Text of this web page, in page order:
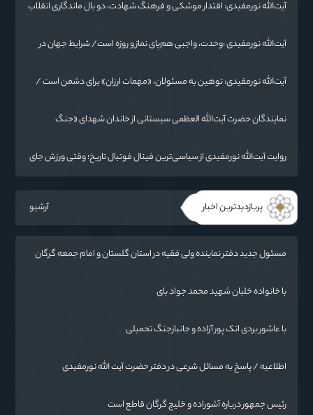
آیت‌الله نورمفیدی: اقتدار موشکی و فرهنگ شهادت، دو بال ماندگاری انقلاب
آیت‌الله نورمفیدی :وحدت، واجبی هم‌پای نماز و روزه است/ شرایط جهان در
آیت‌الله نورمفیدی: توهین به مسئولان، «مهمات ارزان» برای دشمن است /
نمایندگان حضرت آیت‌الله العظمی سیستانی از خاندان شهدای «جنگ
روایت آیت‌الله نورمفیدی از سیاسی‌ترین فینال فوتبال تاریخ؛ وقتی ورزش جای
پربازدیدترین اخبار آرشیو
مسئول جدید دفتر نماینده ولی فقیه در استان گلستان و امام جمعه گرگان
با خانواده خلبان شهید محمد جواد بای
با عاشور بردی اتک پور آزاده و جانبازجنگ تحمیلی
اطلاعیه / پاسخ به مسائل شرعی در دفتر حضرت آیت الله نورمفیدی
رئیس جمهور درباره آشوراده و خلیج گرگان قاطع است